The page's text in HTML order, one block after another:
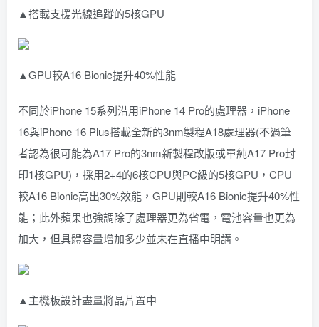
▲搭載支援光線追蹤的5核GPU
▲GPU較A16 Bionic提升40%性能
不同於iPhone 15系列沿用iPhone 14 Pro的處理器，iPhone
16與iPhone 16 Plus搭載全新的3nm製程A18處理器(不過筆
者認為很可能為A17 Pro的3nm新製程改版或單純A17 Pro封
印1核GPU)，採用2+4的6核CPU與PC級的5核GPU，CPU
較A16 Bionic高出30%效能，GPU則較A16 Bionic提升40%性
能；此外蘋果也強調除了處理器更為省電，電池容量也更為
加大，但具體容量增加多少並未在直播中明講。
▲主機板設計盡量將晶片置中